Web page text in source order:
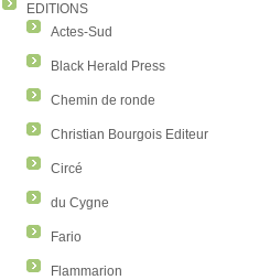
EDITIONS
Actes-Sud
Black Herald Press
Chemin de ronde
Christian Bourgois Editeur
Circé
du Cygne
Fario
Flammarion